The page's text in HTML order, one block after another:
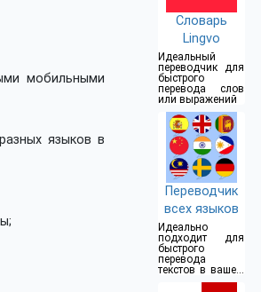
мобильными
языков в
Словарь
Lingvo
Идеальный
переводчик для
быстрого
перевода слов
или выражений
Переводчик
всех языков
Идеально
подходит для
быстрого
перевода
текстов в вашем
телефоне или